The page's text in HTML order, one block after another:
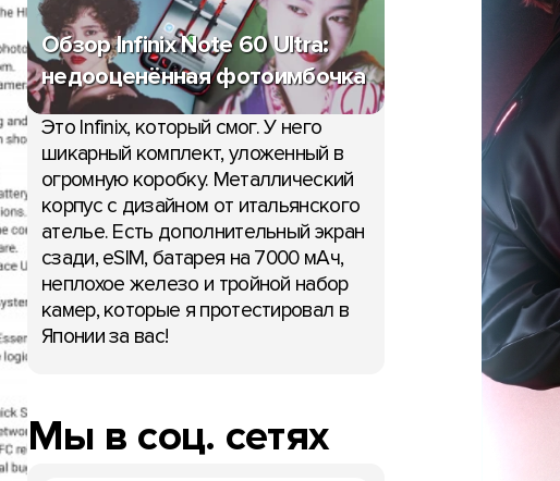
Обзор Infinix Note 60 Ultra:
недооценённая фотоимбочка
Это Infinix, который смог. У него
шикарный комплект, уложенный в
огромную коробку. Металлический
корпус с дизайном от итальянского
ателье. Есть дополнительный экран
сзади, eSIM, батарея на 7000 мАч,
неплохое железо и тройной набор
камер, которые я протестировал в
Японии за вас!
Мы в соц. сетях